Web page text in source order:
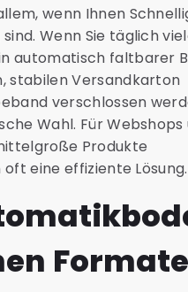
wenn Ihnen
Wenn Sie täglich
automatisch faltbarer
stabilen Versandkarton
verschlossen
Wahl. Für Webshops
Produkte
eine effiziente Lösung.